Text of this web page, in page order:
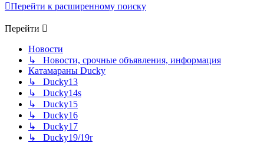
Перейти к расширенному поиску
Перейти
Новости
↳ Новости, срочные объявления, информация
Катамараны Ducky
↳ Ducky13
↳ Ducky14s
↳ Ducky15
↳ Ducky16
↳ Ducky17
↳ Ducky19/19r